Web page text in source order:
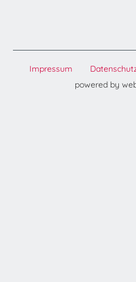
Impressum
powered by